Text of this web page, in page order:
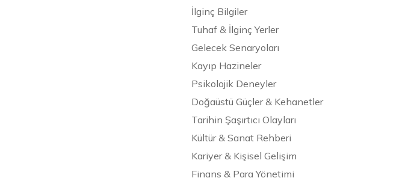
İlginç Bilgiler
Tuhaf & İlginç Yerler
Gelecek Senaryoları
Kayıp Hazineler
Psikolojik Deneyler
Doğaüstü Güçler & Kehanetler
Tarihin Şaşırtıcı Olayları
Kültür & Sanat Rehberi
Kariyer & Kişisel Gelişim
Finans & Para Yönetimi